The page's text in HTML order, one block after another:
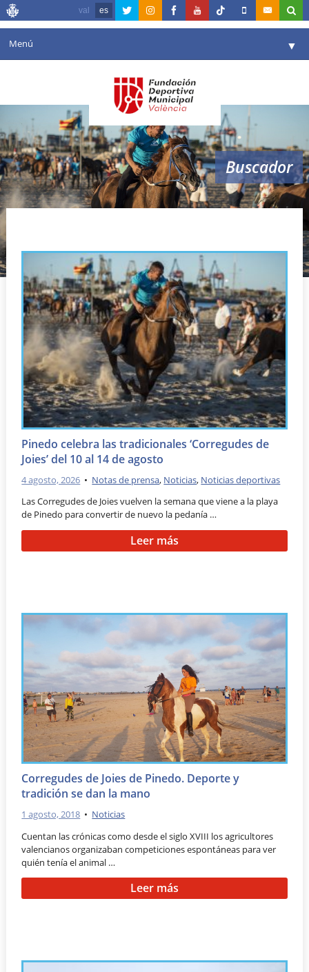
val es
Menú ▼
Agenda
Instalaciones
Comunicación ▼
Valencia en deporte
Buscador
corregudes de joies
Pinedo celebra las tradicionales ‘Corregudes de
Joies’ del 10 al 14 de agosto
4 agosto, 2026 • Notas de prensa, Noticias, Noticias deportivas
Las Corregudes de Joies vuelven la semana que viene a la playa
de Pinedo para convertir de nuevo la pedanía …
Leer más
Corregudes de Joies de Pinedo. Deporte y
tradición se dan la mano
1 agosto, 2018 • Noticias
Cuentan las crónicas como desde el siglo XVIII los agricultores
valencianos organizaban competiciones espontáneas para ver
quién tenía el animal …
Leer más